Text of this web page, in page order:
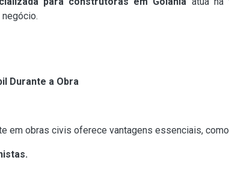
Durante a Obra
em obras civis oferece vantagens essenciais,